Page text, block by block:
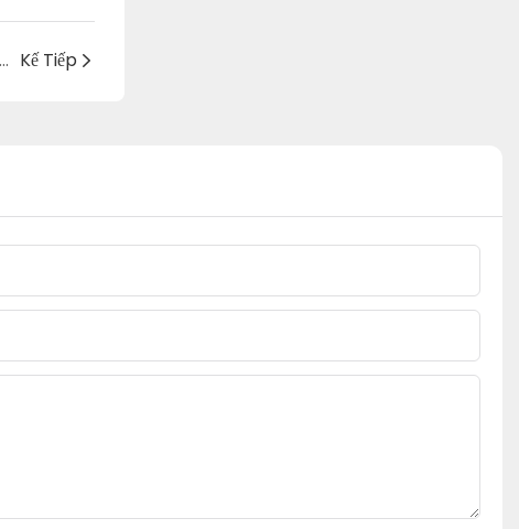
Vải không dệt Yuzhimu Trung Quốc: Giải pháp lót thảm bền bỉ Kế Tiếp